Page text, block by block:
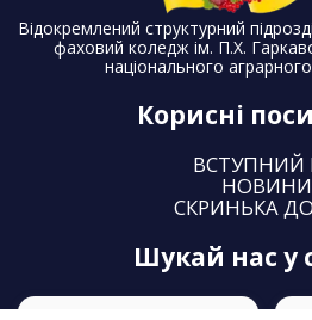
Відокремлений структурний
фаховий коледж ім. П.Х.
національного
Корисні
ВСТУПНИЙ
НОВИНИ
СКРИНЬКА
шукай нас у